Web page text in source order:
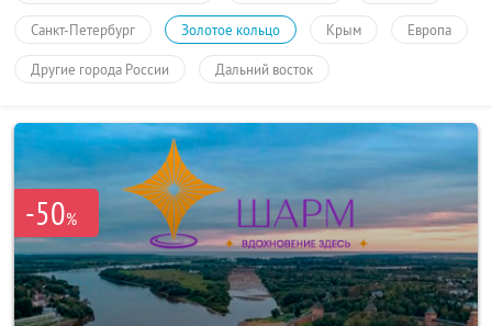
Санкт-Петербург Золотое кольцо Крым Европа
Другие города России Дальний восток
-50%